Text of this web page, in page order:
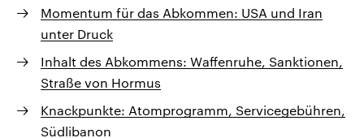
Momentum für das Abkommen: USA und Iran
unter Druck
Inhalt des Abkommens: Waffenruhe, Sanktionen,
Straße von Hormus
Knackpunkte: Atomprogramm, Servicegebühren,
Südlibanon